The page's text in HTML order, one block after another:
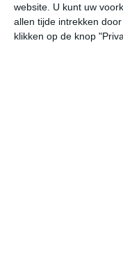
website. U kunt uw
allen tijde intrekken
klikken op de knop
10:00 13:00